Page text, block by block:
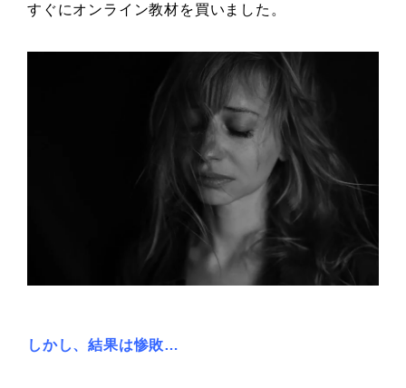
すぐにオンライン教材を買いました。
しかし、結果は惨敗…